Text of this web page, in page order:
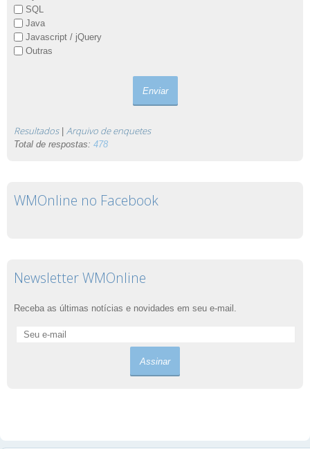
SQL
Java
Javascript / jQuery
Outras
Resultados| Arquivo de enquetes
Total de respostas: 478
WMOnline no Facebook
Newsletter WMOnline
Receba as últimas notícias e novidades em seu e-mail.